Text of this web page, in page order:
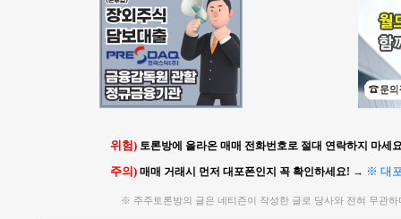
위험) 토론방에 올라온 매매 전화번호로 절대 연락하지 마세
주의) 매매 거래시 먼저 대포폰인지 꼭 확인하세요! → ※ 대
※ 주주토론방의 글은 네티즌이 작성한 글로 당사와 전혀 무관